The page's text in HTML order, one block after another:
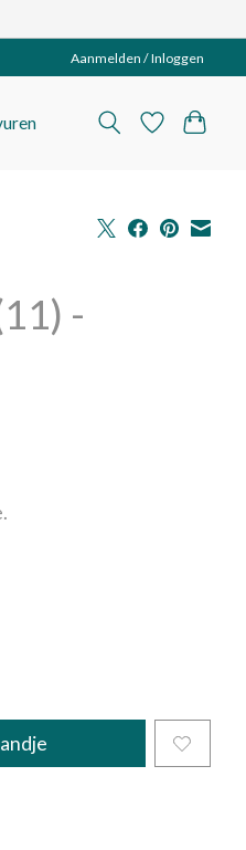
Aanmelden / Inloggen
-